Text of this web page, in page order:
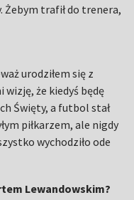
Żebym trafił do trenera,
urodziłem się z
wizję, że kiedyś będę
Święty, a futbol stał
piłkarzem, ale nigdy
wychodziło ode
Lewandowskim?